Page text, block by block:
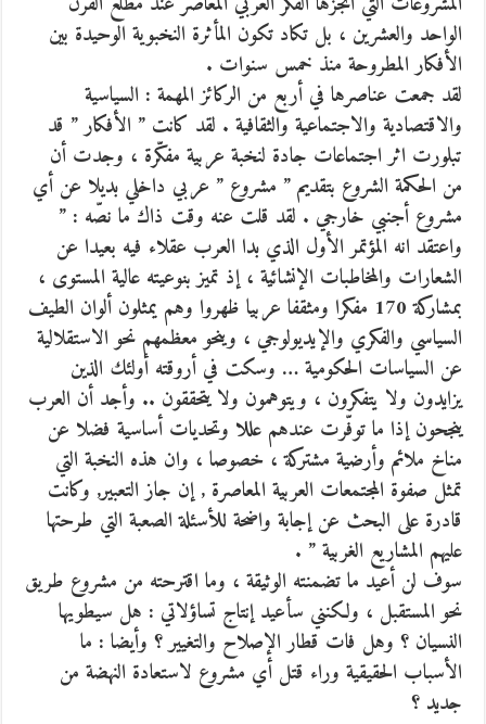
الواحد والعشرين ، بل تكاد تكون المأثرة النخبوية الوحيدة بين
الأفكار المطروحة منذ خمس سنوات .
لقد جمعت عناصرها في أربع من الركائز المهمة : السياسية
والاقتصادية والاجتماعية والثقافية . لقد كانت ” الأفكار ” قد
تبلورت اثر اجتماعات جادة لنخبة عربية مفكّرة ، وجدت أن
من الحكمة الشروع بتقديم ” مشروع ” عربي داخلي بديلا عن أي
مشروع أجنبي خارجي . لقد قلت عنه وقت ذاك ما نصّه : ”
واعتقد انه المؤتمر الأول الذي بدا العرب عقلاء فيه بعيدا عن
الشعارات والمخاطبات الإنشائية ، إذ تميز بنوعيته عالية المستوى ،
بمشاركة 170 مفكرا ومثقفا عربيا ظهروا وهم يمثلون ألوان الطيف
السياسي والفكري والإيديولوجي ، وينحو معظمهم نحو الاستقلالية
عن السياسات الحكومية … وسكت في أروقته أولئك الذين
يزايدون ولا يتفكرون ، ويتوهمون ولا يتحققون .. وأجد أن العرب
ينجحون إذا ما توفّرت عندهم عللا وتحديات أساسية فضلا عن
مناخ ملائم وأرضية مشتركة ، خصوصا ، وان هذه النخبة التي
تمثل صفوة المجتمعات العربية المعاصرة ‚ إن جاز التعبير‚ وكانت
قادرة على البحث عن إجابة واضحة للأسئلة الصعبة التي طرحتها
عليهم المشاريع الغربية ” .
سوف لن أعيد ما تضمنته الوثيقة ، وما اقترحته من مشروع طريق
نحو المستقبل ، ولكنني سأعيد إنتاج تساؤلاتي : هل سيطويها
النسيان ؟ وهل فات قطار الإصلاح والتغيير ؟ وأيضا : ما
الأسباب الحقيقية وراء قتل أي مشروع لاستعادة النهضة من
جديد ؟